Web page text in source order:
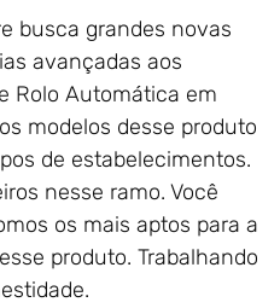
busca grandes novas
avançadas aos
Rolo Automática em
modelos desse produto
de estabelecimentos.
nesse ramo. Você
os mais aptos para a
produto. Trabalhando